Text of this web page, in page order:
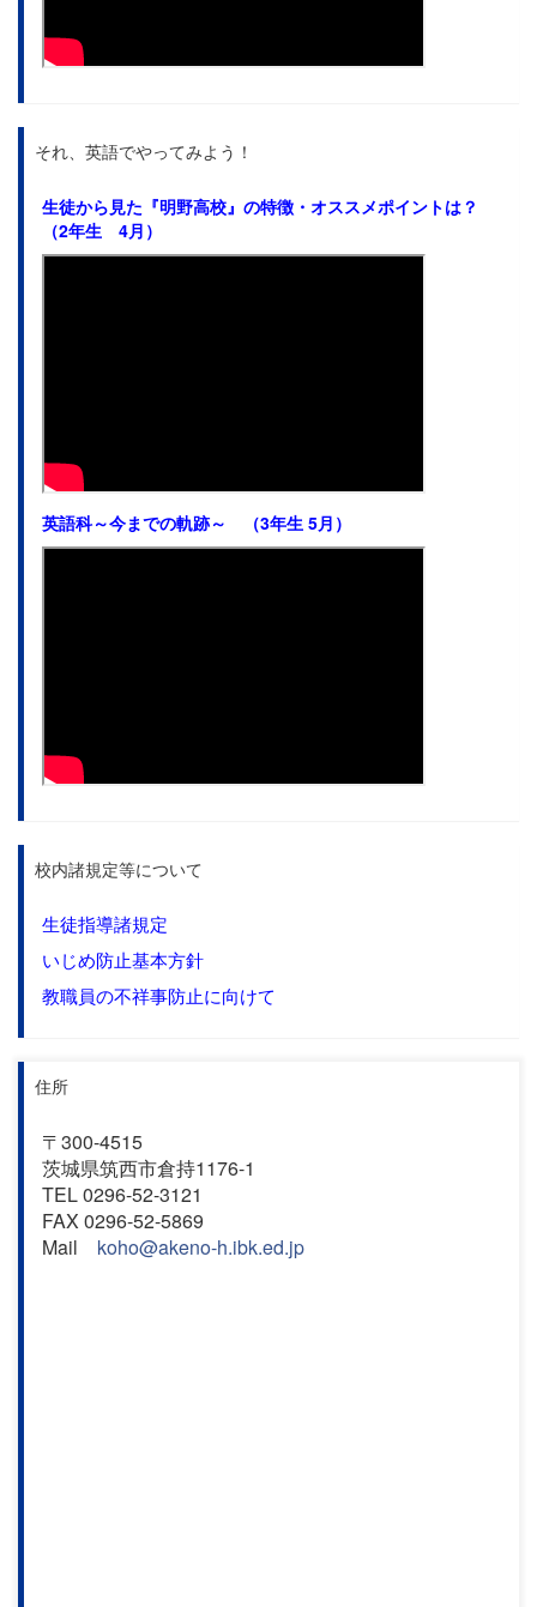
それ、英語でやってみよう！
生徒から見た 『明野高校』の特徴・オススメポイントは？
（2年生 4月）
英語科～今までの軌跡～ （3年生 5月）
校内諸規定等について
生徒指導諸規定
いじめ防止基本方針
教職員の不祥事防止に向けて
住所
〒300-4515
茨城県筑西市倉持1176-1
TEL 0296-52-3121
FAX 0296-52-5869
Mail koho@akeno-h.ibk.ed.jp